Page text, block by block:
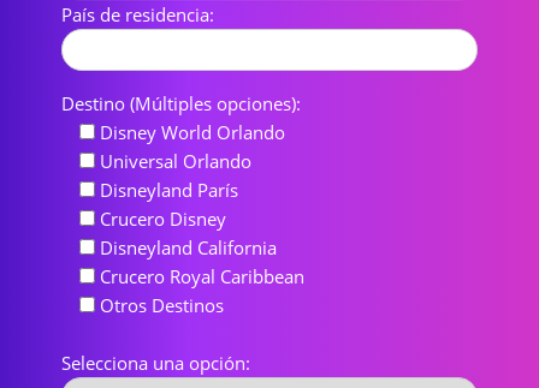
País de residencia:
Destino (Múltiples opciones):
Disney World Orlando
Universal Orlando
Disneyland París
Crucero Disney
Disneyland California
Crucero Royal Caribbean
Otros Destinos
Selecciona una opción: